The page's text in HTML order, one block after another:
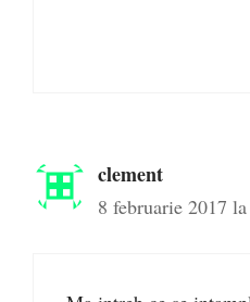
clement
8 februarie 2017